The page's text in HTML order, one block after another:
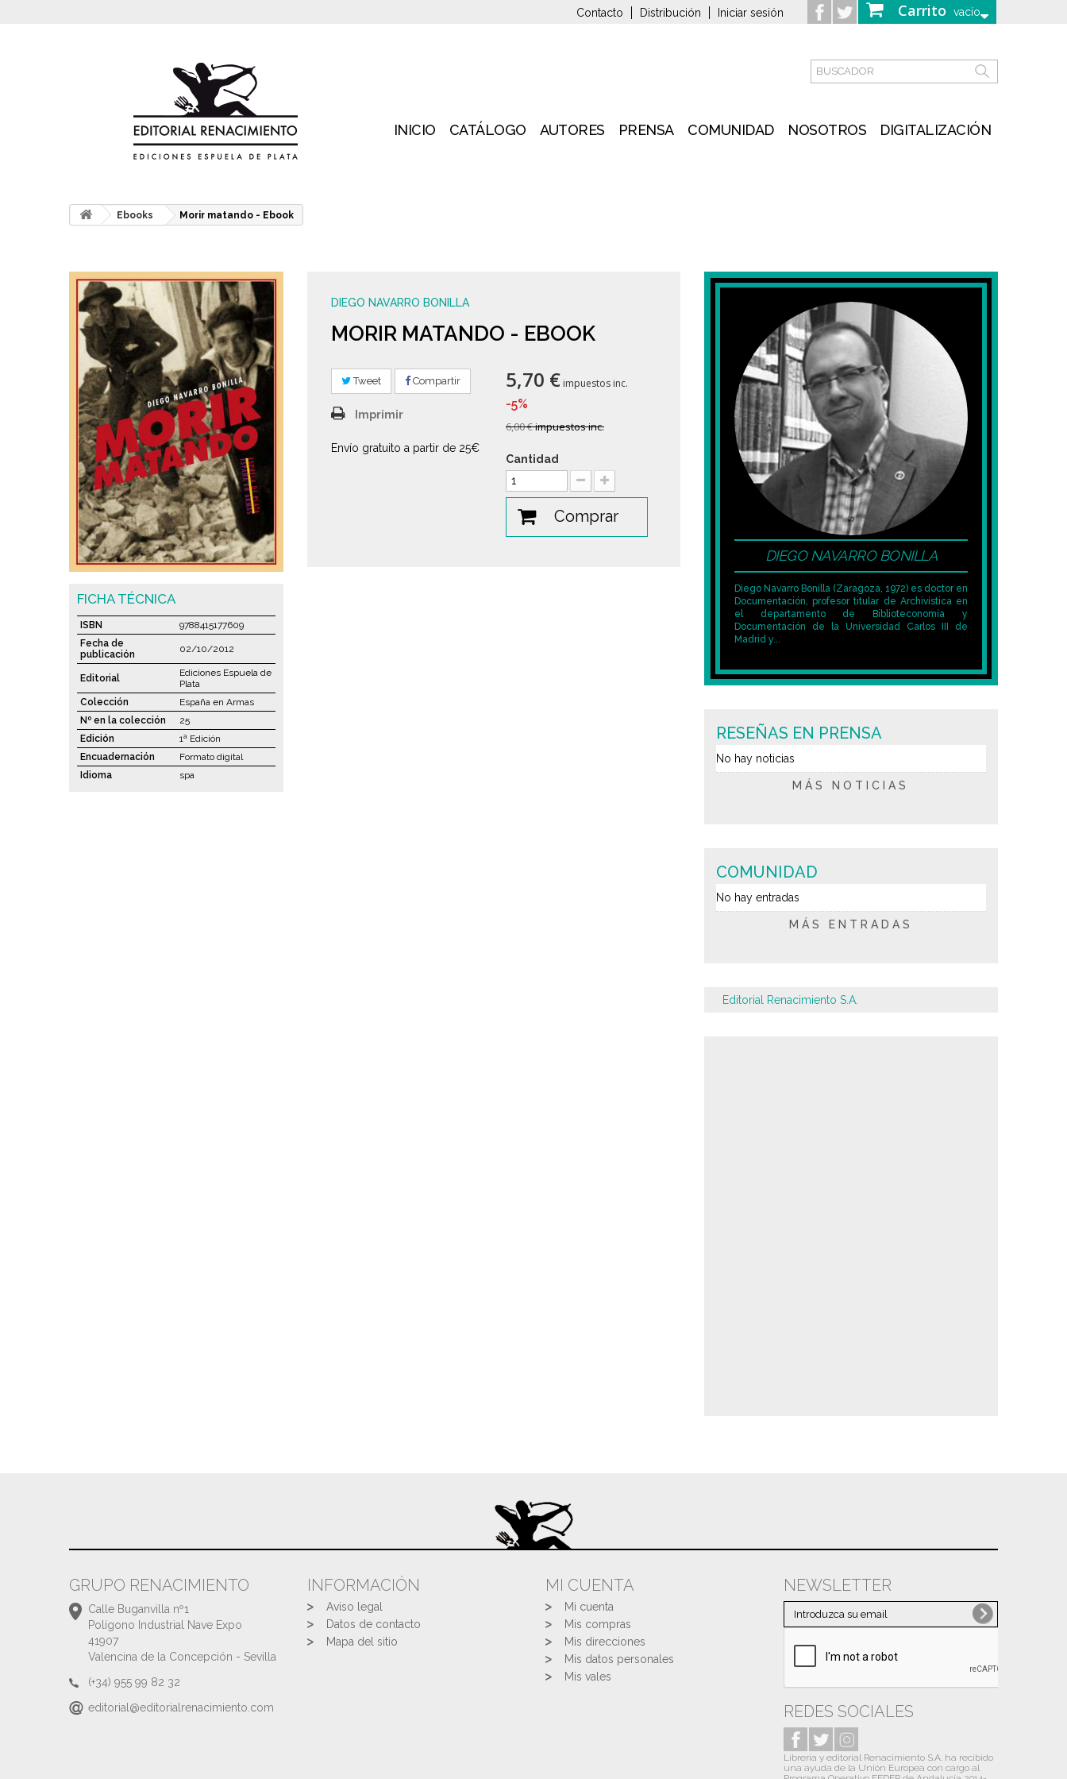
Carrito vacío
Contacto Distribución Iniciar sesión
INICIO CATÁLOGO AUTORES PRENSA COMUNIDAD NOSOTROS DIGITALIZACIÓN
Ebooks Morir matando - Ebook
DIEGO NAVARRO BONILLA
MORIR MATANDO - EBOOK
Tweet Compartir
Imprimir
Envío gratuito a partir de 25€
5,70 € impuestos inc.
-5%
6,00 €impuestos inc.
Cantidad
Comprar
FICHA TÉCNICA
ISBN
9788415177609
Fecha de
publicación
02/10/2012
Editorial
Ediciones Espuela de
Plata
Colección
España en Armas
Nº en la colección
25
Edición
1ª Edición
Encuadernación
Formato digital
Idioma
spa
DIEGO NAVARRO BONILLA
Diego Navarro Bonilla (Zaragoza, 1972) es doctor en
Documentación, profesor titular de Archivística en
el departamento de Biblioteconomía y
Documentación de la Universidad Carlos III de
Madrid y...
RESEÑAS EN PRENSA
No hay noticias
MÁS NOTICIAS
COMUNIDAD
No hay entradas
MÁS ENTRADAS
Editorial Renacimiento S.A.
GRUPO RENACIMIENTO
Calle Buganvilla nº1
Polígono Industrial Nave Expo
41907
Valencina de la Concepción - Sevilla
(+34) 955 99 82 32
editorial@editorialrenacimiento.com
INFORMACIÓN
Aviso legal
Datos de contacto
Mapa del sitio
MI CUENTA
Mi cuenta
Mis compras
Mis direcciones
Mis datos personales
Mis vales
NEWSLETTER
REDES SOCIALES
Librería y editorial Renacimiento S.A. ha recibido
una ayuda de la Unión Europea con cargo al